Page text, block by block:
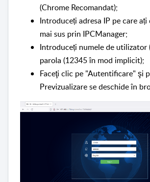
(Chrome Recomandat);
Introduceți adresa IP pe care
mai sus prin IPCManager;
Introduceți numele de utilizator
parola (12345 în mod implicit);
Faceţi clic pe "Autentificare" şi
Previzualizare se deschide în